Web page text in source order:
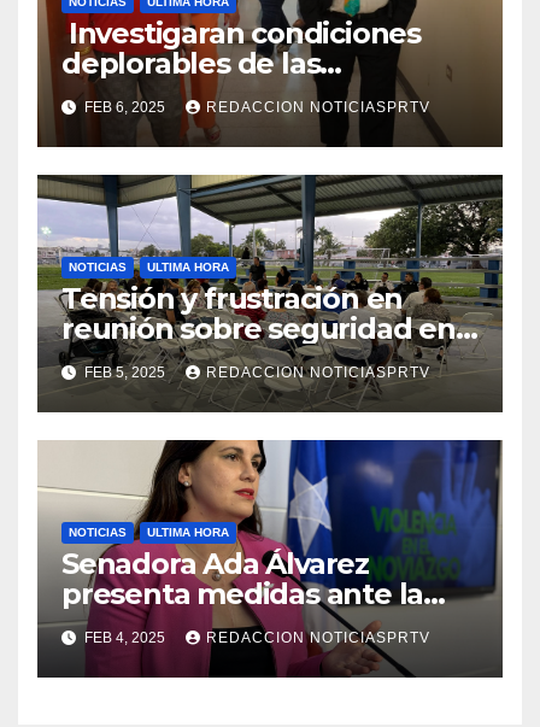
Investigaran condiciones
deplorables de las
facilidades el Departamento
de la Salud en Mayagüez
FEB 6, 2025 REDACCION NOTICIASPRTV
NOTICIAS ULTIMA HORA
Tensión y frustración en
reunión sobre seguridad en
Reparto Metropolitano
FEB 5, 2025 REDACCION NOTICIASPRTV
NOTICIAS ULTIMA HORA
Senadora Ada Álvarez
presenta medidas ante la
violencia en el noviazgo
FEB 4, 2025 REDACCION NOTICIASPRTV